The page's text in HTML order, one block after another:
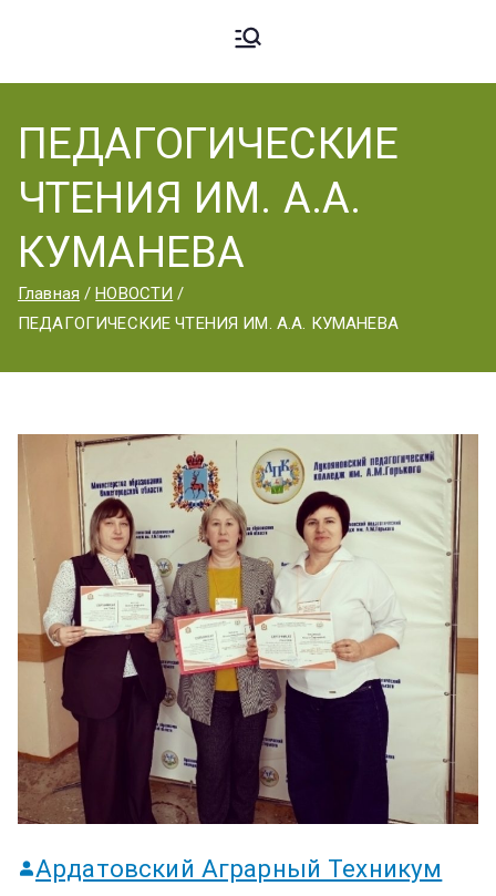
Ардато
вский
ый
Техник
ум
аграрный
техникум».
ПЕДАГОГИЧЕСКИЕ
ЧТЕНИЯ ИМ. А.А.
КУМАНЕВА
Главная
НОВОСТИ
ПЕДАГОГИЧЕСКИЕ ЧТЕНИЯ ИМ. А.А. КУМАНЕВА
Ардатовский Аграрный Техникум